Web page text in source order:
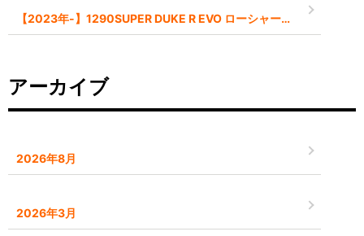
【2023年-】1290SUPER DUKE R EVO ローシャーシモデル【-45mm】
アーカイブ
2026年8月
2026年3月